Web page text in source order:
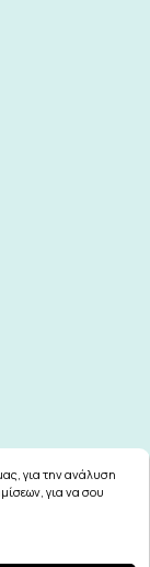
για την ανάλυση
για να σου